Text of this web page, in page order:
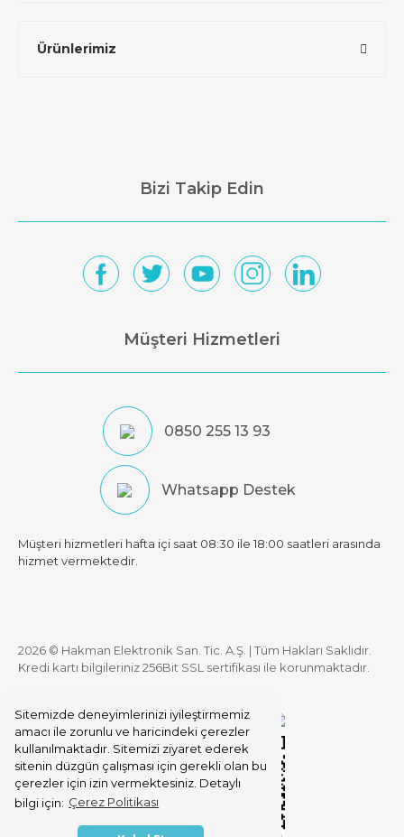
Sitemizde deneyimlerinizi iyileştirmemiz
amacı ile zorunlu ve haricindeki çerezler
kullanılmaktadır. Sitemizi ziyaret ederek
sitenin düzgün çalışması için gerekli olan bu
çerezler için izin vermektesiniz. Detaylı
bilgi için: Çerez Politikası
Ürünlerimiz
Bizi Takip Edin
Müşteri Hizmetleri
0850 255 13 93
Whatsapp Destek
Müşteri hizmetleri hafta içi saat 08:30 ile 18:00 saatleri arasında
hizmet vermektedir.
2026 © Hakman Elektronik San. Tic. A.Ş. | Tüm Hakları Saklıdır.
Kredi kartı bilgileriniz 256Bit SSL sertifikası ile korunmaktadır.